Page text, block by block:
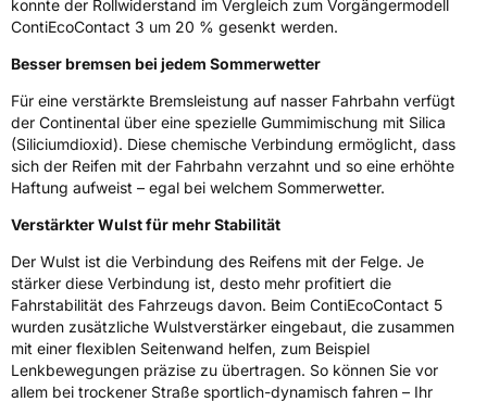
3PMSF / Schneeflockensymbol / Alpine-Symbol Nein
EisgripNein
EPREL ID483258
Allgemeine Produktsicherheit (GPSR)
HerstellerkontaktContinental Reifen Deutschland GmbH
Deutschland,
konnte der Rollwiderstand im Vergleich zum Vorgängermodell
ContiEcoContact 3 um 20 % gesenkt werden.
Besser bremsen bei jedem Sommerwetter
Für eine verstärkte Bremsleistung auf nasser Fahrbahn verfügt
der Continental über eine spezielle Gummimischung mit Silica
(Siliciumdioxid). Diese chemische Verbindung ermöglicht, dass
sich der Reifen mit der Fahrbahn verzahnt und so eine erhöhte
Haftung aufweist – egal bei welchem Sommerwetter.
Verstärkter Wulst für mehr Stabilität
Der Wulst ist die Verbindung des Reifens mit der Felge. Je
stärker diese Verbindung ist, desto mehr profitiert die
Fahrstabilität des Fahrzeugs davon. Beim ContiEcoContact 5
wurden zusätzliche Wulstverstärker eingebaut, die zusammen
mit einer flexiblen Seitenwand helfen, zum Beispiel
Lenkbewegungen präzise zu übertragen. So können Sie vor
allem bei trockener Straße sportlich-dynamisch fahren – Ihr